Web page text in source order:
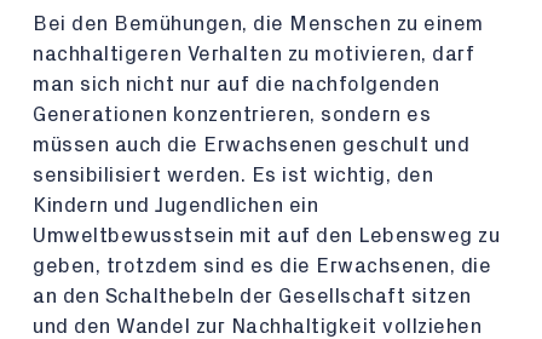
Bei den Bemühungen, die Menschen zu einem
nachhaltigeren Verhalten zu motivieren, darf
man sich nicht nur auf die nachfolgenden
Generationen konzentrieren, sondern es
müssen auch die Erwachsenen geschult und
sensibilisiert werden. Es ist wichtig, den
Kindern und Jugendlichen ein
Umweltbewusstsein mit auf den Lebensweg zu
geben, trotzdem sind es die Erwachsenen, die
an den Schalthebeln der Gesellschaft sitzen
und den Wandel zur Nachhaltigkeit vollziehen